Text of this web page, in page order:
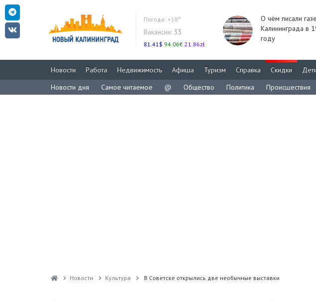
Погода: +18°
Вакансии: 33
81.41$ 94.06€ 21.86zł
О чём писали
Калининграда в
году
Новости Работа Недвижимость Афиша Туризм Справка Скидки
Новости дня
Самое читаемое @ Общество Политика Происшествия
Новости Культура В Советске открылись две необычные выставки